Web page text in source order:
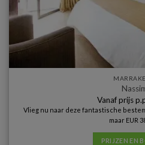
Vanaf prijs
Vlieg nu naar deze fantastische
maar EUR
PRIJZEN EN